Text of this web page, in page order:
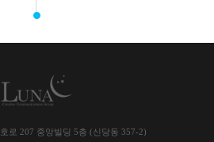
로 207 중앙빌딩 5층 (신당동 357-2)